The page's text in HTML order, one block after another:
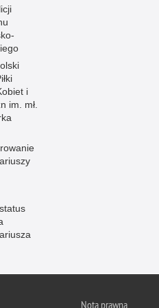
i
im. mł.
Nota prawna